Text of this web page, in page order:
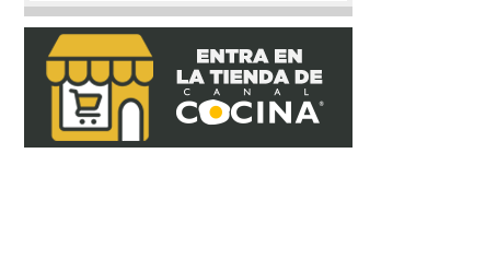
Tronco de chocolate y turrón (sin gluten)